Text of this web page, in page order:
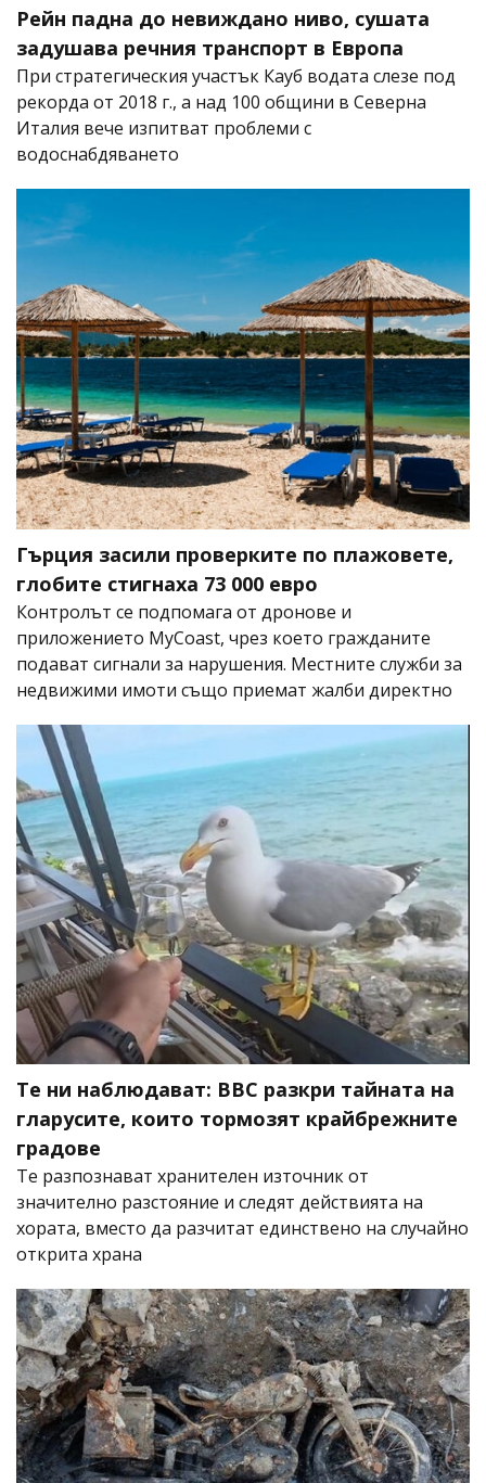
Рейн падна до невиждано ниво, сушата
задушава речния транспорт в Европа
При стратегическия участък Кауб водата слезе под
рекорда от 2018 г., а над 100 общини в Северна
Италия вече изпитват проблеми с
водоснабдяването
Гърция засили проверките по плажовете,
глобите стигнаха 73 000 евро
Контролът се подпомага от дронове и
приложението MyCoast, чрез което гражданите
подават сигнали за нарушения. Местните служби за
недвижими имоти също приемат жалби директно
Те ни наблюдават: BBC разкри тайната на
гларусите, които тормозят крайбрежните
градове
Те разпознават хранителен източник от
значително разстояние и следят действията на
хората, вместо да разчитат единствено на случайно
открита храна